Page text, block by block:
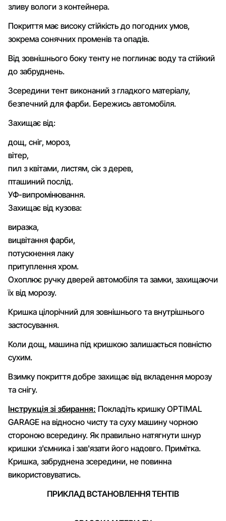
зливу вологи з контейнера.
Покриття має високу стійкість до погодних умов,
зокрема сонячних променів та опадів.
Від зовнішнього боку тенту не поглинає воду та стійкий
до забруднень.
Зсередини тент виконаний з гладкого матеріалу,
безпечний для фарби. Бережись автомобіля.
Захищає від:
дощ, сніг, мороз,
вітер,
пил з квітами, листям, сік з дерев,
пташиний послід.
УФ-випромінювання.
Захищає від кузова:
виразка,
вицвітання фарби,
потускнення лаку
притуплення хром.
Охоплює ручку дверей автомобіля та замки, захищаючи
їх від морозу.
Кришка цілорічний для зовнішнього та внутрішнього
застосування.
Коли дощ, машина під кришкою залишається повністю
сухим.
Взимку покриття добре захищає від вкладення морозу
та снігу.
Інструкція зі збирання: Покладіть кришку OPTIMAL
GARAGE на відносно чисту та суху машину чорною
стороною всередину. Як правильно натягнути шнур
кришки з'ємника і зав'язати його надовго. Примітка.
Кришка, забруднена зсередини, не повинна
використовуватись.
ПРИКЛАД ВСТАНОВЛЕННЯ ТЕНТІВ